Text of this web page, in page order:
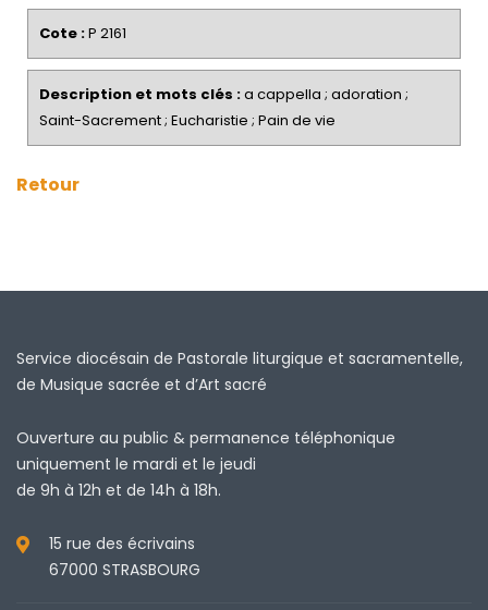
Cote :P 2161
Description et mots clés :a cappella ; adoration ;
Saint-Sacrement ; Eucharistie ; Pain de vie
Retour
Service diocésain de Pastorale liturgique et sacramentelle,
de Musique sacrée et d’Art sacré
Ouverture au public & permanence téléphonique
uniquement le mardi et le jeudi
de 9h à 12h et de 14h à 18h.
15 rue des écrivains
67000 STRASBOURG